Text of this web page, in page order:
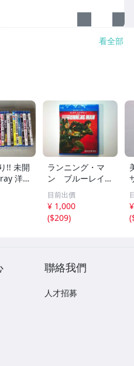
看全部
!! 未開
洋画
本セ
ー
イ/ボ
ラプソ
ランニング・マ
ン ブルーレイ
＋ ＤＶＤ セット
グレン・パウエル
エドガー・ライト
目前出價
¥ 1,000
($209)
(
聯絡我們
人才招募